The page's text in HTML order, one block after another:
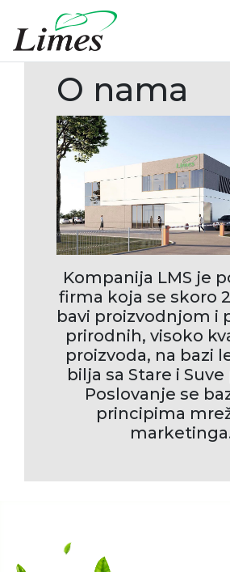
O nama
Kompanija LMS je
firma koja se skoro
bavi proizvodnjom i
prirodnih, visoko
proizvoda, na bazi
bilja sa Stare i
Poslovanje se
principima